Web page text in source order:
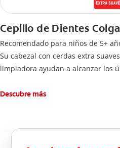
Cepillo de Dientes
Recomendado para niños de 5+
Su cabezal con cerdas extra
limpiadora ayudan a alcanzar los
Descubre más